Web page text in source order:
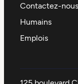
Contactez-nous
Humains
Emplois